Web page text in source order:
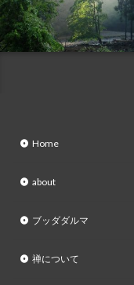
Home
about
ブッダダルマ
禅について